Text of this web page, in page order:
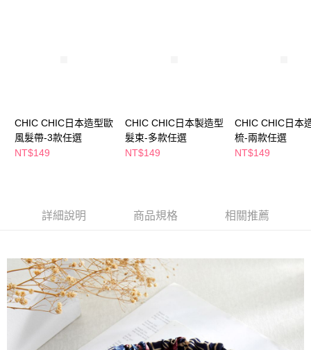
※ 交易是否成功請以「AFTEE先享後付 」之結帳頁面顯示為準，若有關於
是否繳費成功／繳費後需取消欲退款等相關疑問，請聯繫「AFTEE先享後付
客戶支援中心」
https://netprotections.freshdesk.com/support/home
權轉讓予恩沛科技股份有限公司。
２．關於個人資料處理事宜，請瀏覽以下網址：
「AFTEE先享後付」，若未經同意申辦者引起之損失，本公司不負相關責
任。
４．使用「AFTEE先享後付」時，將依據個別帳號之用戶狀況，依本公司即
時審查核予不同之上限額度；若仍有額度不足之情形，本公司將視審查結果
請求用戶進行身份認證。
５．嚴禁一人註冊多個帳號或使用他人資訊註冊。若發現惡意使用之情形，
恩沛科技股份有限公司將有權停止該用戶之使用額度並採取法律行動。
付款後萊爾富取貨
每筆NT$65，滿NT$490(含以上)免運費
付款後7-11取貨
宅配(本島)
每筆NT$100，滿NT$790(含以上)免運費
付款後寶雅門市自取(由倉庫統一出貨)
每筆NT$80，滿NT$290(含以上)免運費
CHIC CHIC日本造型歐
風髮帶-3款任選
NT$149
CHIC CHIC日本製造型
髮束-多款任選
NT$149
CHIC CHIC日本
梳-兩款任選
NT$149
詳細說明 商品規格 相關推薦